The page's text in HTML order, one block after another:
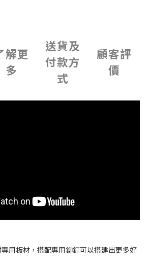
解更
多
送貨及
付款方
式
顧客評
價
用板材，搭配專用鉚釘可以搭建出更多好